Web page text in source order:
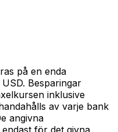
på en enda
Besparingar
inklusive
av varje bank
angivna
för det givna